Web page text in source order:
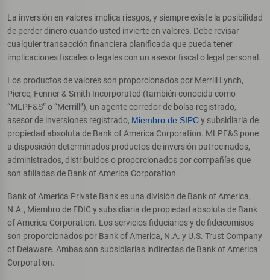
La inversión en valores implica riesgos, y siempre existe la posibilidad
de perder dinero cuando usted invierte en valores. Debe revisar
cualquier transacción financiera planificada que pueda tener
implicaciones fiscales o legales con un asesor fiscal o legal personal.
Los productos de valores son proporcionados por Merrill Lynch,
Pierce, Fenner & Smith Incorporated (también conocida como
“MLPF&S” o “Merrill”), un agente corredor de bolsa registrado,
asesor de inversiones registrado, Miembro de SIPCy subsidiaria de
propiedad absoluta de Bank of America Corporation. MLPF&S pone
a disposición determinados productos de inversión patrocinados,
administrados, distribuidos o proporcionados por compañías que
son afiliadas de Bank of America Corporation.
Bank of America Private Bank es una división de Bank of America,
N.A., Miembro de FDIC y subsidiaria de propiedad absoluta de Bank
of America Corporation. Los servicios fiduciarios y de fideicomisos
son proporcionados por Bank of America, N.A. y U.S. Trust Company
of Delaware. Ambas son subsidiarias indirectas de Bank of America
Corporation.